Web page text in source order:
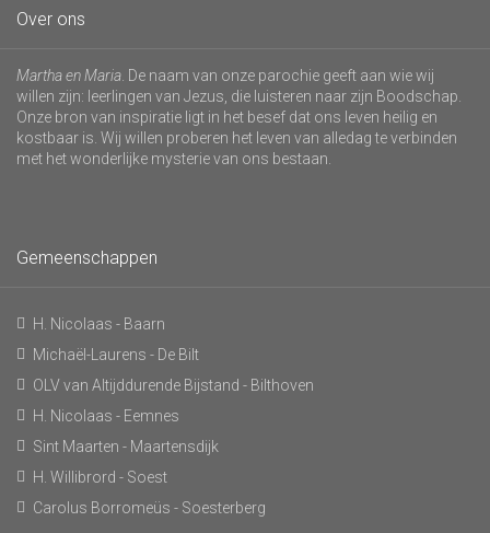
Over ons
Martha en Maria . De naam van onze parochie geeft aan wie wij
willen zijn: leerlingen van Jezus, die luisteren naar zijn Boodschap.
Onze bron van inspiratie ligt in het besef dat ons leven heilig en
kostbaar is. Wij willen proberen het leven van alledag te verbinden
met het wonderlijke mysterie van ons bestaan.
Gemeenschappen
H. Nicolaas - Baarn
Michaël-Laurens - De Bilt
OLV van Altijddurende Bijstand - Bilthoven
H. Nicolaas - Eemnes
Sint Maarten - Maartensdijk
H. Willibrord - Soest
Carolus Borromeüs - Soesterberg